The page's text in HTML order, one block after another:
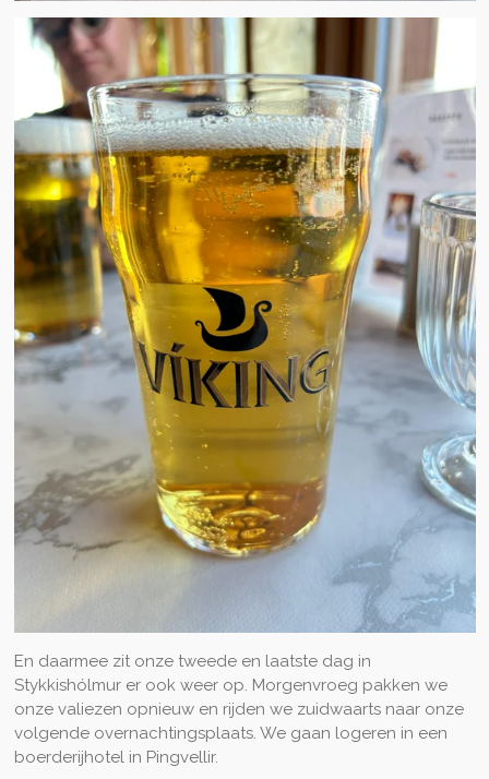
En daarmee zit onze tweede en laatste dag in
Stykkishólmur er ook weer op. Morgenvroeg pakken we
onze valiezen opnieuw en rijden we zuidwaarts naar onze
volgende overnachtingsplaats. We gaan logeren in een
boerderijhotel in Pingvellir.